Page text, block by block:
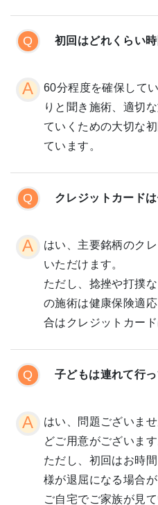
初回はどれくらい
60分程度を確保して
りと聞き施術、適切
ていくための大切な
ています。
クレジットカード
はい、主要銘柄のク
いただけます。
ただし、捻挫や打撲
の施術は健康保険適
合はクレジットカー
子どもは連れて行
はい、問題ございま
どご用意がございます
ただし、初回はお時
様が退屈になる場合が
ご自宅でご家族が見